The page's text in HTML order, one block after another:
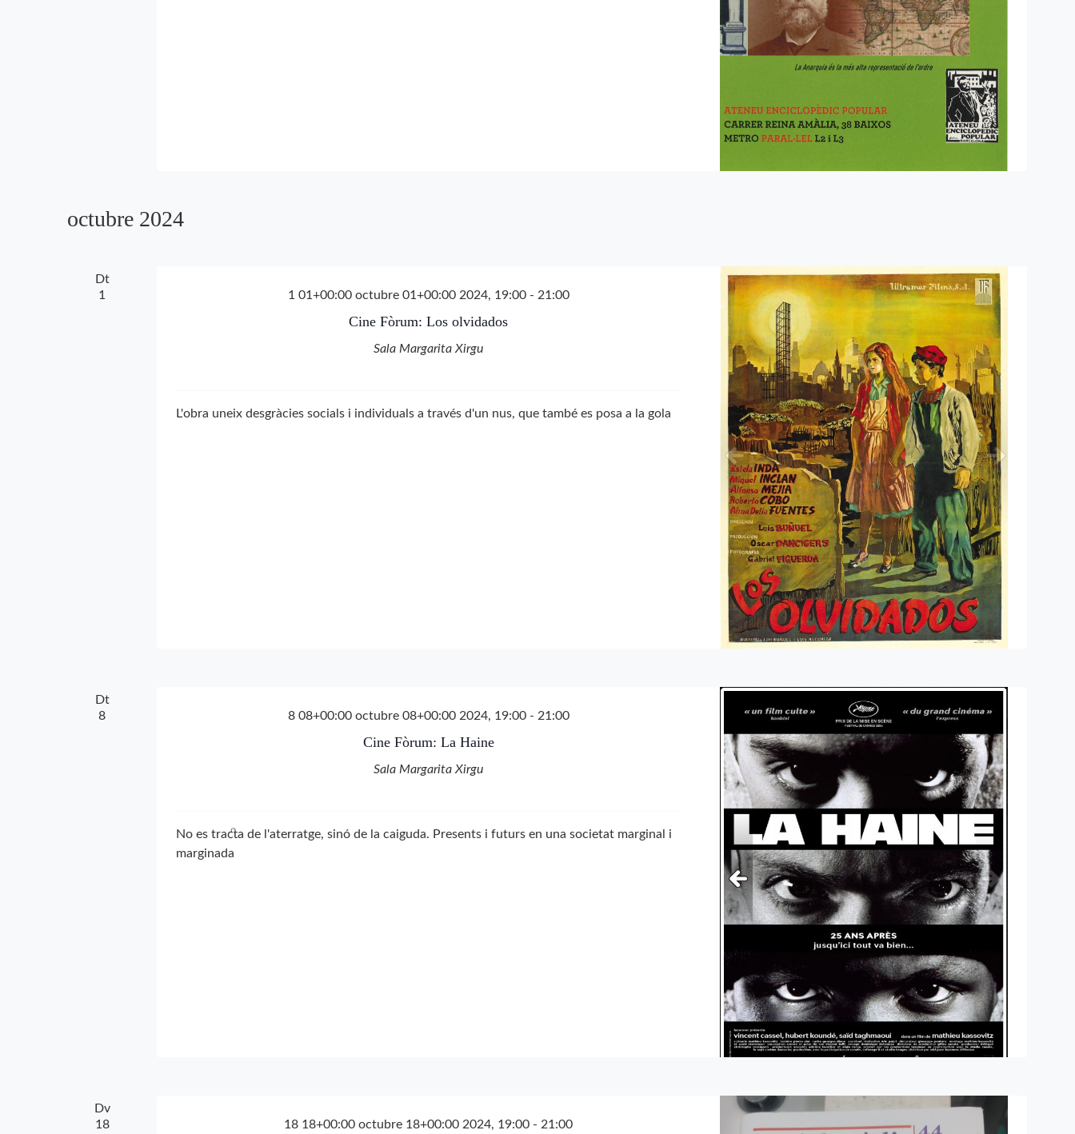
octubre 2024
Dt
1
1 01+00:00 octubre 01+00:00 2024, 19:00- 21:00
Cine Fòrum: Los olvidados
Sala Margarita Xirgu
L'obra uneix desgràcies socials i individuals a través d'un nus, que també es posa a la gola
Dt
8
8 08+00:00 octubre 08+00:00 2024, 19:00- 21:00
Cine Fòrum: La Haine
Sala Margarita Xirgu
No es tracta de l'aterratge, sinó de la caiguda. Presents i futurs en una societat marginal i
marginada
Dv
18
18 18+00:00 octubre 18+00:00 2024, 19:00 - 21:00